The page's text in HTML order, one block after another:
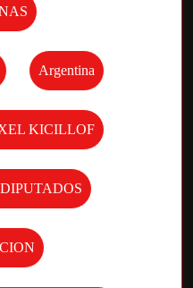
Argentina
KICILLOF